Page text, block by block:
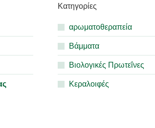
Κατηγορίες
αρωματοθεραπεία
Βάμματα
Βιολογικές Πρωτεΐνες
Κεραλοιφές